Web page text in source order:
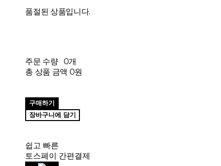
품절된 상품입니다.
주문 수량
0개
총 상품 금액 0원
구매하기
장바구니에 담기
쉽고 빠른
토스페이 간편결제